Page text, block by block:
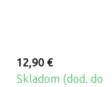
12,90 €
Skladom (dod. do